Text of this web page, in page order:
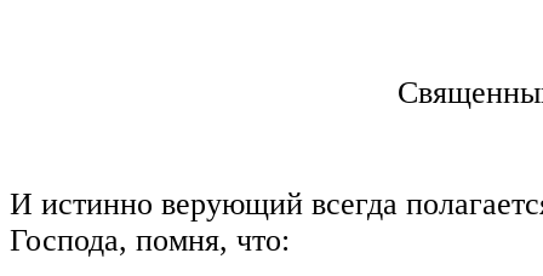
И истинно верующий всегда
Господа, помня, что: